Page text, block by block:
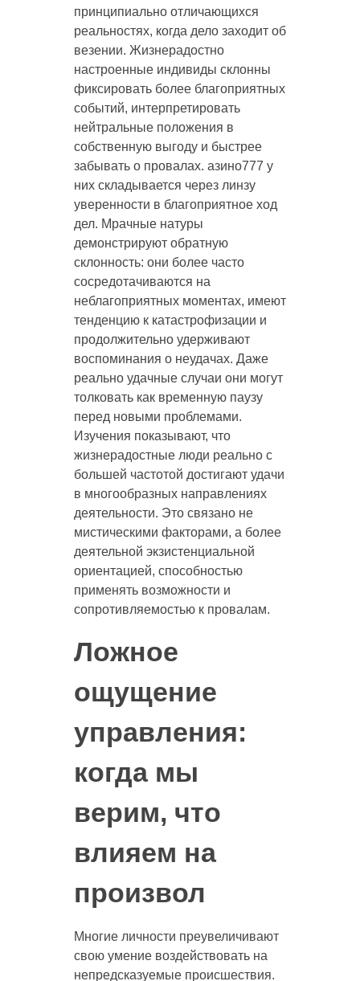
принципиально отличающихся
реальностях, когда дело заходит об
везении. Жизнерадостно
настроенные индивиды склонны
фиксировать более благоприятных
событий, интерпретировать
нейтральные положения в
собственную выгоду и быстрее
забывать о провалах. азино777 у
них складывается через линзу
уверенности в благоприятное ход
дел. Мрачные натуры
демонстрируют обратную
склонность: они более часто
сосредотачиваются на
неблагоприятных моментах, имеют
тенденцию к катастрофизации и
продолжительно удерживают
воспоминания о неудачах. Даже
реально удачные случаи они могут
толковать как временную паузу
перед новыми проблемами.
Изучения показывают, что
жизнерадостные люди реально с
большей частотой достигают удачи
в многообразных направлениях
деятельности. Это связано не
мистическими факторами, а более
деятельной экзистенциальной
ориентацией, способностью
применять возможности и
сопротивляемостью к провалам.
Ложное
ощущение
управления:
когда мы
верим, что
влияем на
произвол
Многие личности преувеличивают
свою умение воздействовать на
непредсказуемые происшествия.